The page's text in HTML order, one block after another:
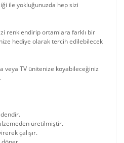
ile yokluğunuzda hep sizi
renklendirip ortamlara farklı bir
hediye olarak tercih edilebilecek
veya TV ünitenize koyabileceğiniz
üretilmiştir.
çalışır.